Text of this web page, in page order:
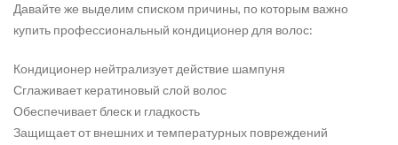
Давайте же выделим списком причины, по которым важно
купить профессиональный кондиционер для волос:
Кондиционер нейтрализует действие шампуня
Сглаживает кератиновый слой волос
Обеспечивает блеск и гладкость
Защищает от внешних и температурных повреждений